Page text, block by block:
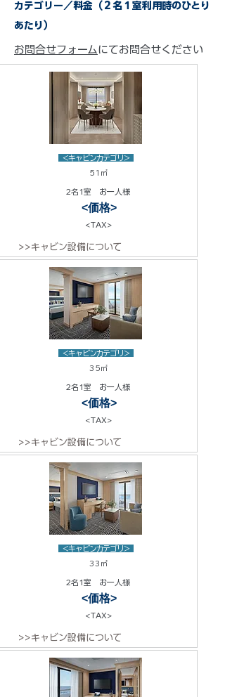
カテゴリー／料金（２名１室利用時のひとり
あたり）
お問合せフォームにてお問合せください
<キャビンカテゴリ>
51㎡
2名1室 お一人様
<価格>
<TAX>
>>キャビン設備について
<キャビンカテゴリ>
35㎡
2名1室 お一人様
<価格>
<TAX>
>>キャビン設備について
<キャビンカテゴリ>
33㎡
2名1室 お一人様
<価格>
<TAX>
>>キャビン設備について